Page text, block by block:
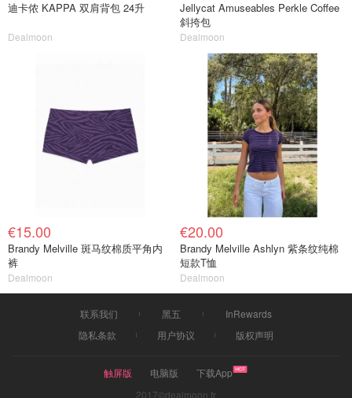
迪卡侬 KAPPA 双肩背包 24升
Dealmoon
Jellycat Amuseables Perkle Coffee
斜挎包
Dealmoon
€15.00
Brandy Melville 斑马纹棉质平角内
裤
Dealmoon
€20.00
Brandy Melville Ashlyn 紫条纹纯棉
短款T恤
Dealmoon
联系我们 黑五
InRewards
隐私条款
用户协议 版权声明
触屏版 电脑版
下载App
2017©dealmoon.fr